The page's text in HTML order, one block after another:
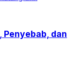
Penyebab, dan